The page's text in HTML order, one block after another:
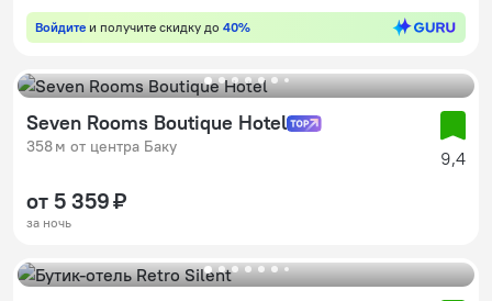
Войдите и получите скидку до 40%
Seven Rooms Boutique Hotel
358 м от центра Баку
9,4
от 5 359 ₽
за ночь